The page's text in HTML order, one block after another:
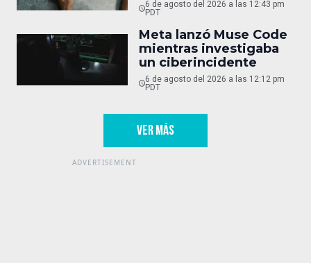
6 de agosto del 2026 a las 12:43 pm
PDT
Meta lanzó Muse Code
mientras investigaba
un ciberincidente
6 de agosto del 2026 a las 12:12 pm
PDT
VER MÁS